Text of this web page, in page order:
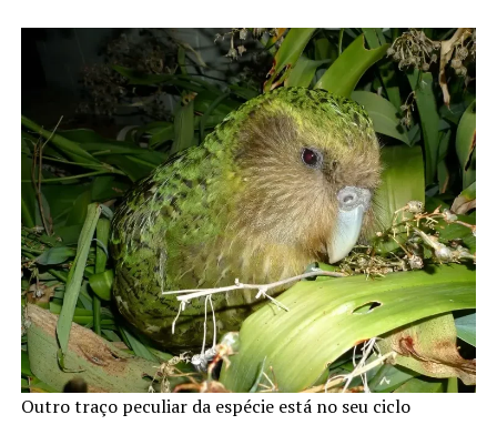
Outro traço peculiar da espécie está no seu ciclo